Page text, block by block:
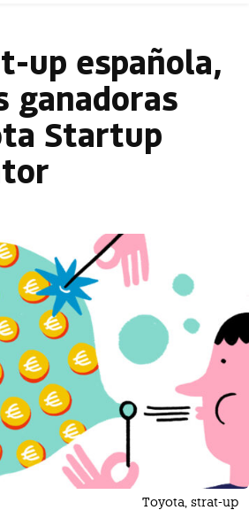
up española,
ganadoras
Startup
Toyota, strat-up